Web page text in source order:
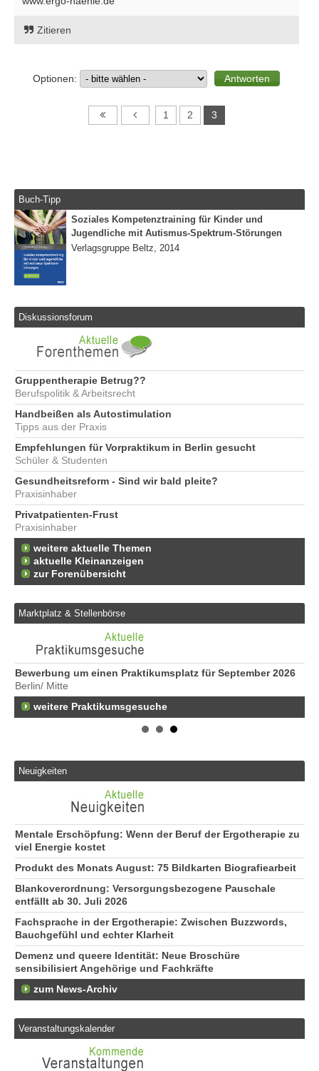
Zitieren
Optionen:
1 2 3
Buch-Tipp
Soziales Kompetenztraining für Kinder und
Jugendliche mit Autismus-Spektrum-Störungen
Verlagsgruppe Beltz, 2014
Diskussionsforum
Gruppentherapie Betrug??
Berufspolitik & Arbeitsrecht
Handbeißen als Autostimulation
Tipps aus der Praxis
Empfehlungen für Vorpraktikum in Berlin gesucht
Schüler & Studenten
Gesundheitsreform - Sind wir bald pleite?
Praxisinhaber
Privatpatienten-Frust
Praxisinhaber
weitere aktuelle Themen
aktuelle Kleinanzeigen
zur Forenübersicht
Marktplatz & Stellenbörse
Bewerbung um einen Praktikumsplatz für September 2026
Berlin/ Mitte
weitere Praktikumsgesuche
Neuigkeiten
Mentale Erschöpfung: Wenn der Beruf der Ergotherapie zu
viel Energie kostet
Produkt des Monats August: 75 Bildkarten Biografiearbeit
Blankoverordnung: Versorgungsbezogene Pauschale
entfällt ab 30. Juli 2026
Fachsprache in der Ergotherapie: Zwischen Buzzwords,
Bauchgefühl und echter Klarheit
Demenz und queere Identität: Neue Broschüre
sensibilisiert Angehörige und Fachkräfte
zum News-Archiv
Veranstaltungskalender